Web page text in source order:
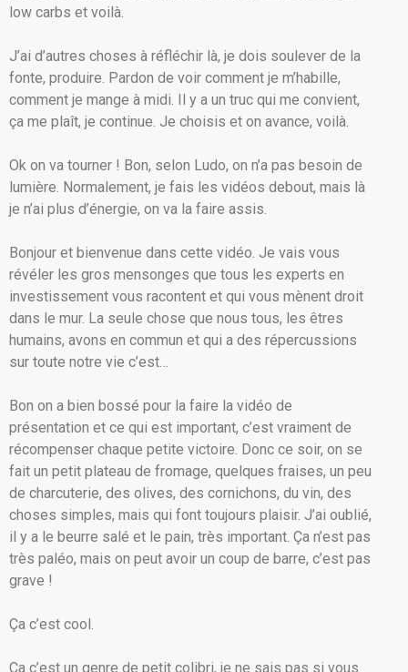
low carbs et voilà.
J’ai d’autres choses à réfléchir là, je dois soulever de la
fonte, produire. Pardon de voir comment je m’habille,
comment je mange à midi. Il y a un truc qui me convient,
ça me plaît, je continue. Je choisis et on avance, voilà.
Ok on va tourner ! Bon, selon Ludo, on n’a pas besoin de
lumière. Normalement, je fais les vidéos debout, mais là
je n’ai plus d’énergie, on va la faire assis.
Bonjour et bienvenue dans cette vidéo. Je vais vous
révéler les gros mensonges que tous les experts en
investissement vous racontent et qui vous mènent droit
dans le mur. La seule chose que nous tous, les êtres
humains, avons en commun et qui a des répercussions
sur toute notre vie c’est…
Bon on a bien bossé pour la faire la vidéo de
présentation et ce qui est important, c’est vraiment de
récompenser chaque petite victoire. Donc ce soir, on se
fait un petit plateau de fromage, quelques fraises, un peu
de charcuterie, des olives, des cornichons, du vin, des
choses simples, mais qui font toujours plaisir. J’ai oublié,
il y a le beurre salé et le pain, très important. Ça n’est pas
très paléo, mais on peut avoir un coup de barre, c’est pas
grave !
Ça c’est cool.
Ça c’est un genre de petit colibri, je ne sais pas si vous